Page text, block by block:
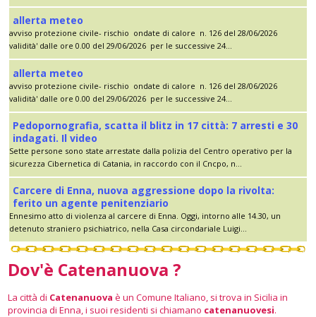
allerta meteo
avviso protezione civile- rischio ondate di calore n. 126 del 28/06/2026
validità' dalle ore 0.00 del 29/06/2026 per le successive 24...
allerta meteo
avviso protezione civile- rischio ondate di calore n. 126 del 28/06/2026
validità' dalle ore 0.00 del 29/06/2026 per le successive 24...
Pedopornografia, scatta il blitz in 17 città: 7 arresti e 30
indagati. Il video
Sette persone sono state arrestate dalla polizia del Centro operativo per la
sicurezza Cibernetica di Catania, in raccordo con il Cncpo, n...
Carcere di Enna, nuova aggressione dopo la rivolta:
ferito un agente penitenziario
Ennesimo atto di violenza al carcere di Enna. Oggi, intorno alle 14.30, un
detenuto straniero psichiatrico, nella Casa circondariale Luigi...
Dov'è Catenanuova ?
La città di Catenanuova è un Comune Italiano, si trova in Sicilia in
provincia di Enna, i suoi residenti si chiamano catenanuovesi.